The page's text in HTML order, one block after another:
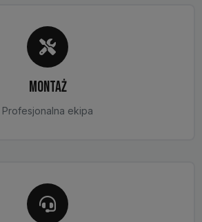
MONTAŻ
Profesjonalna ekipa